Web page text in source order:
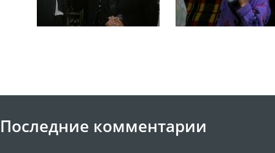
Последние комментарии